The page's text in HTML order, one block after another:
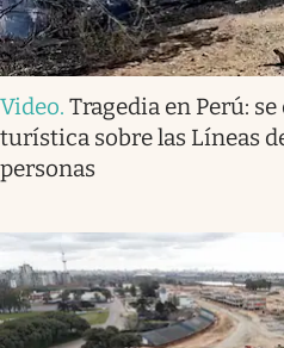
Video. Tragedia en Perú:
turística sobre las Líneas
personas